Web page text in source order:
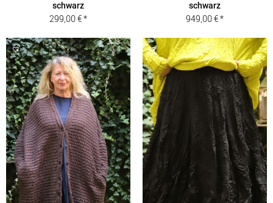
schwarz
299,00€
schwarz
949,00€